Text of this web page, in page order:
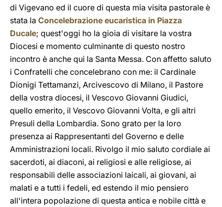
di Vigevano ed il cuore di questa mia visita pastorale è
stata la Concelebrazione eucaristica in Piazza
Ducale; quest'oggi ho la gioia di visitare la vostra
Diocesi e momento culminante di questo nostro
incontro è anche qui la Santa Messa. Con affetto saluto
i Confratelli che concelebrano con me: il Cardinale
Dionigi Tettamanzi, Arcivescovo di Milano, il Pastore
della vostra diocesi, il Vescovo Giovanni Giudici,
quello emerito, il Vescovo Giovanni Volta, e gli altri
Presuli della Lombardia. Sono grato per la loro
presenza ai Rappresentanti del Governo e delle
Amministrazioni locali. Rivolgo il mio saluto cordiale ai
sacerdoti, ai diaconi, ai religiosi e alle religiose, ai
responsabili delle associazioni laicali, ai giovani, ai
malati e a tutti i fedeli, ed estendo il mio pensiero
all'intera popolazione di questa antica e nobile città e